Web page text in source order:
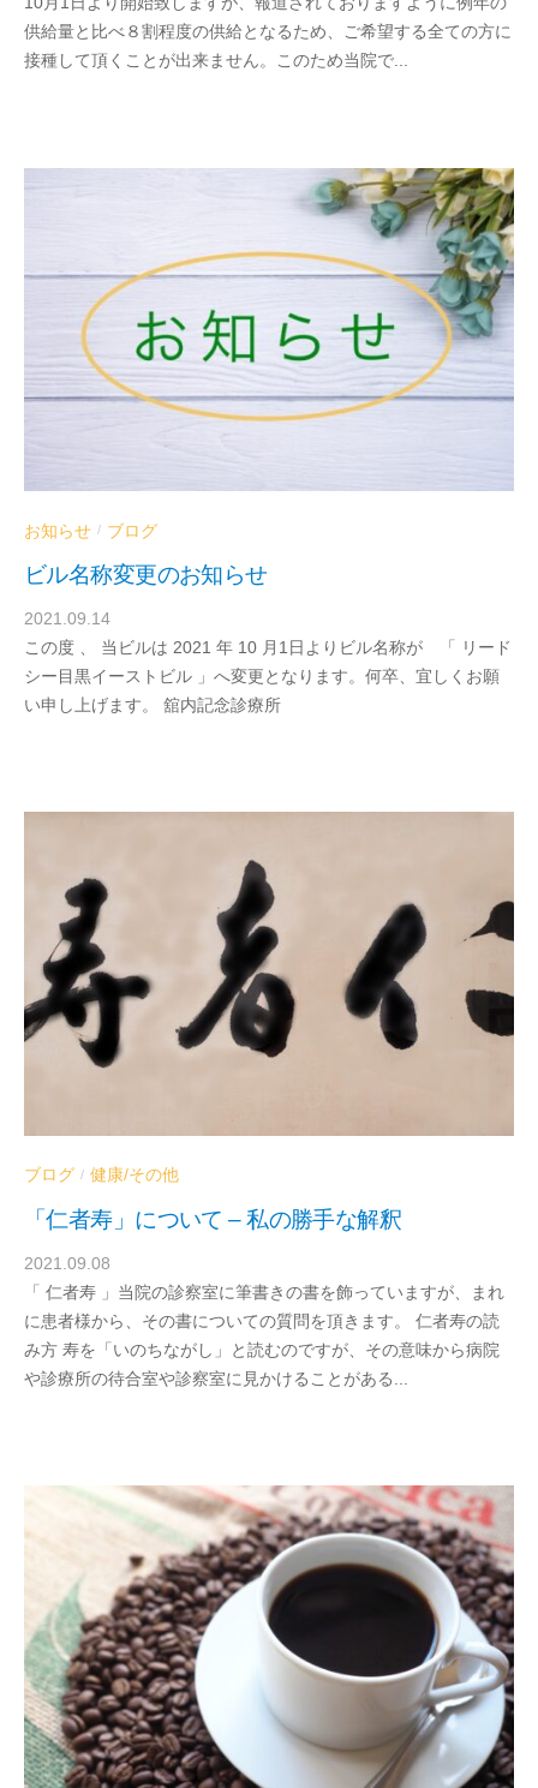
r
a
供給量と比べ８割程度の供給となるため、ご希望する全ての方に
接種して頂くことが出来ません。このため当院で...
お知らせ / ブログ
ビル名称変更のお知らせ
2021.09.14
y
d
r
この度 、 当ビルは 2021 年 10 月1日よりビル名称が 「 リード
シー目黒イーストビル 」へ変更となります。何卒、宜しくお願
い申し上げます。 舘内記念診療所
ブログ / 健康/その他
「仁者寿」について – 私の勝手な解釈
2021.09.08
d
r
a
「 仁者寿 」当院の診察室に筆書きの書を飾っていますが、まれ
に患者様から、その書についての質問を頂きます。 仁者寿の読
み方 寿を「いのちながし」と読むのですが、その意味から病院
や診療所の待合室や診察室に見かけることがある...